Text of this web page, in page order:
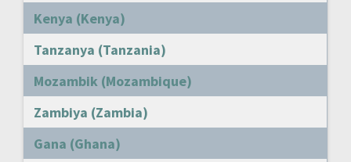
Kenya (Kenya)
Tanzanya (Tanzania)
Mozambik (Mozambique)
Zambiya (Zambia)
Gana (Ghana)